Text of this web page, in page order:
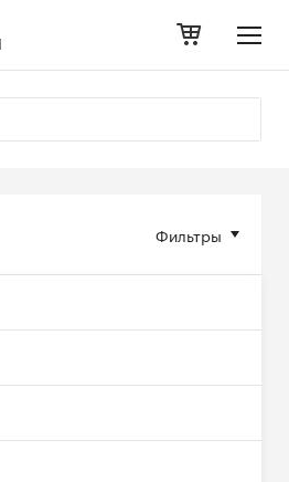
Фильтры